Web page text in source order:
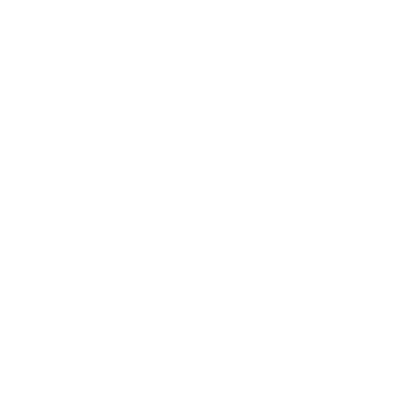
Gora - 90 km, Kamnik - 10 km, Ljubljana - 30 km
parowa*, kącik relaksu* z leżakami, fontanna lodowa*,
balkon